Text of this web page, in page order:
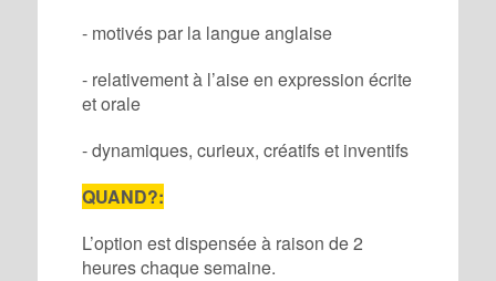
- motivés par la langue anglaise
- relativement à l’aise en expression écrite
et orale
- dynamiques, curieux, créatifs et inventifs
QUAND?:
L’option est dispensée à raison de 2
heures chaque semaine.